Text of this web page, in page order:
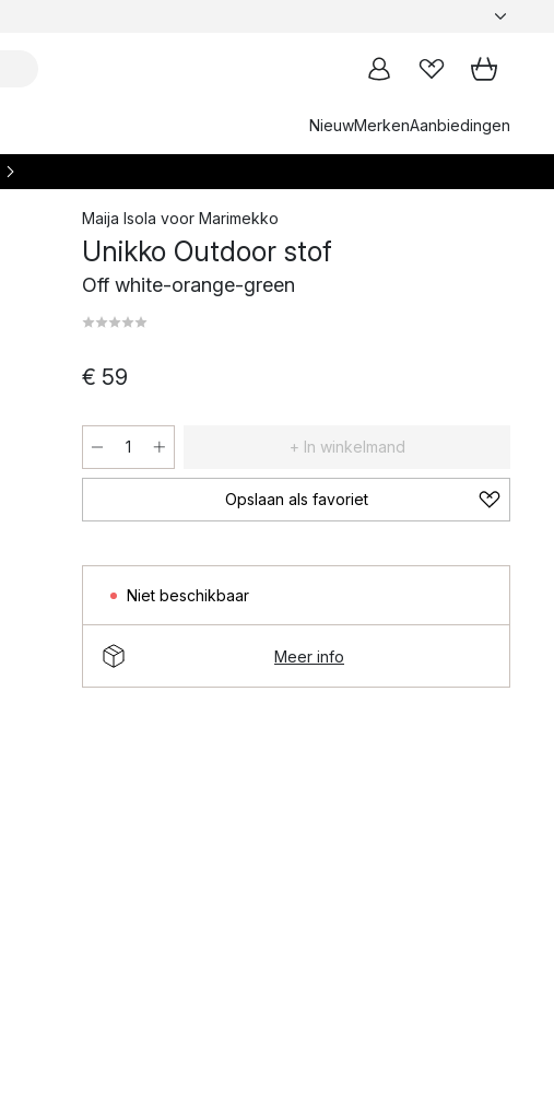
NieuwMerkenAanbiedingen
Maija Isola voor Marimekko
Unikko Outdoor stof
Off white-orange-green
€ 59
+ In winkelmand
Opslaan als favoriet
Niet beschikbaar
Meer info